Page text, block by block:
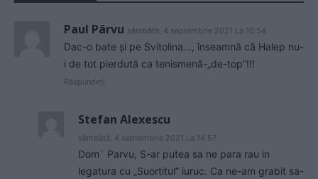
Paul Pârvu sâmbătă, 4 septembrie 2021 La 10.54
Dac-o bate și pe Svitolina…, înseamnă că Halep nu-
i de tot pierdută ca tenismenă-„de-top”!!!
Răspundeți
Stefan Alexescu
sâmbătă, 4 septembrie 2021 La 14.57
Dom` Parvu, S-ar putea sa ne para rau in
legatura cu „Suortitul” iuruc. Ca ne-am grabit sa-